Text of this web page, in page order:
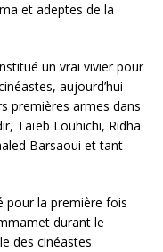
et adeptes de la
un vrai vivier pour
aujourd’hui
premières armes dans
Taïeb Louhichi, Ridha
Barsaoui et tant
pour la première fois
durant le
des cinéastes